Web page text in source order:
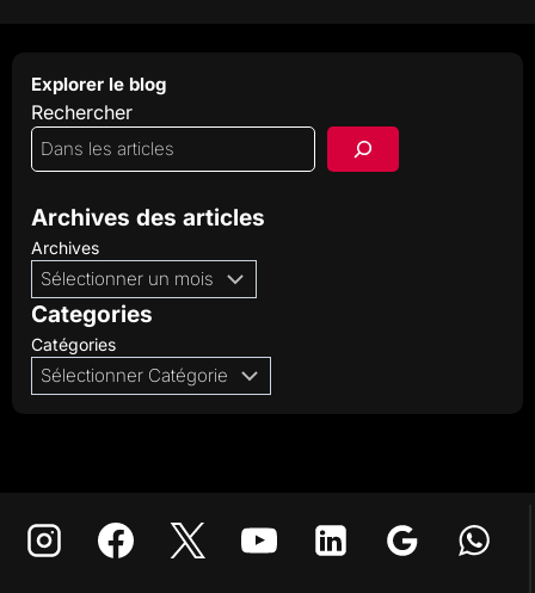
Explorer le blog
Rechercher
Archives des articles
Archives
Categories
Catégories